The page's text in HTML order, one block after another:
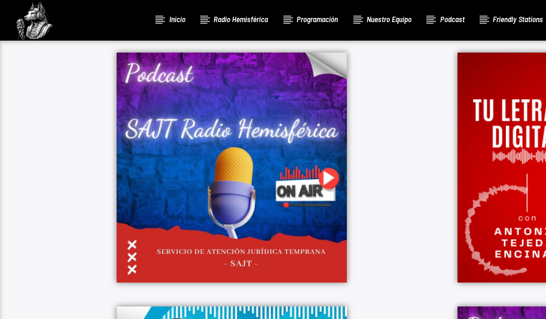
Inicio Radio Hemisférica Programación Nuestro Equipo Podcast Friendly Stations